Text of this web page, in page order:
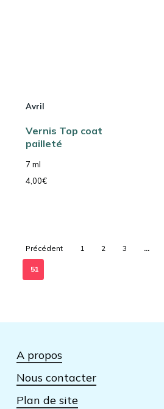
Avril
Vernis Top coat
pailleté
7 ml
4,00€
Précédent 1 2 3 …
51
A propos
Nous contacter
Plan de site